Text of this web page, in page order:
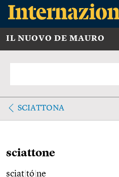
IL NUOVO DE MAURO
SCIATTONA
sciattone
sciat tó ne